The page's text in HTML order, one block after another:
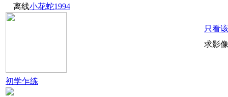
离线小花蛇1994
初学乍练
只看
求影